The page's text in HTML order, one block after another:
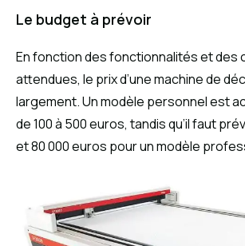
Le budget à prévoir
En fonction des fonctionnalités et des
attendues, le prix d’une machine de
largement. Un modèle personnel est
de 100 à 500 euros, tandis qu’il faut
et 80 000 euros pour un modèle